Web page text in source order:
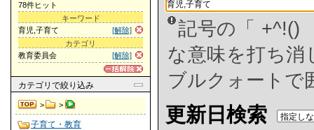
78件ヒット
キーワード
[解除]
育児,子育て
カテゴリ
[解除]
教育委員会
カテゴリ で絞り込み
> >
子育て・教育
記号の「 +^!()
な意味を打ち
ブルクォートで
更新日検索